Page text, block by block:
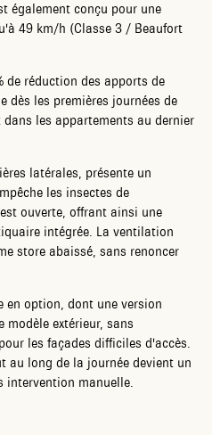
également conçu pour une
49 km/h (Classe 3 / Beaufort
de réduction des apports de
dès les premières journées de
les appartements au dernier
latérales, présente un
les insectes de
ouverte, offrant ainsi une
intégrée. La ventilation
store abaissé, sans renoncer
option, dont une version
modèle extérieur, sans
les façades difficiles d'accès.
au long de la journée devient un
intervention manuelle.